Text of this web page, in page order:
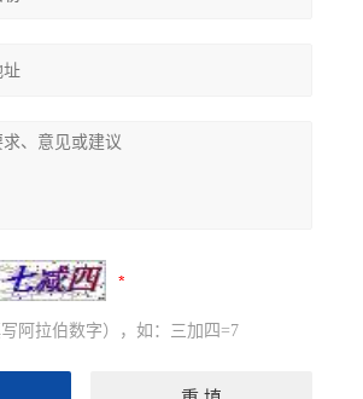
阿拉伯数字），如：三加四=7